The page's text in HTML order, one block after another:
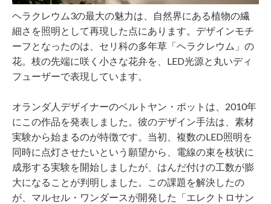
ヘラクレウム3の最大の魅力は、自然界にある植物の繊
細さを照明として再現した点にあります。デザインモチ
ーフとなったのは、セリ科の多年草「ヘラクレウム」の
花。枝の先端に咲く小さな花弁を、LED光源と丸いディ
フューザーで表現しています。
オランダ人デザイナーのベルトヤン・ポットは、2010年
にこの作品を発表しました。彼のデザイン手法は、素材
実験から始まるのが特徴です。当初、複数のLED照明を
同時に点灯させたいという願望から、電線の束を枝状に
成形する実験を開始しましたが、はんだ付けの工数が膨
大になることが判明しました。この課題を解決したの
が、マルセル・ワンダースが開発した「エレクトロサン